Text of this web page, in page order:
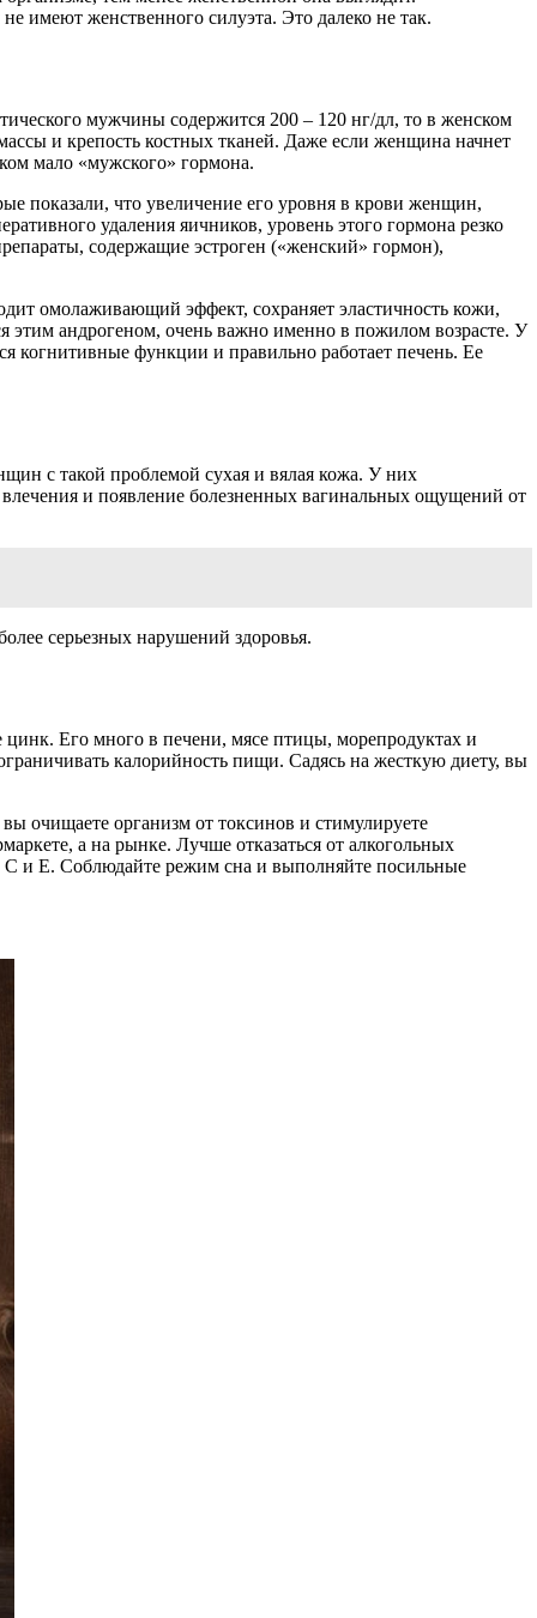
имеют женственного силуэта. Это далеко не так.
мужчины содержится 200 – 120 нг/дл, то в женском
и крепость костных тканей. Даже если женщина начнет
мало «мужского» гормона.
показали, что увеличение его уровня в крови женщин,
удаления яичников, уровень этого гормона резко
содержащие эстроген («женский» гормон),
омолаживающий эффект, сохраняет эластичность кожи,
этим андрогеном, очень важно именно в пожилом возрасте. У
когнитивные функции и правильно работает печень. Ее
с такой проблемой сухая и вялая кожа. У них
влечения и появление болезненных вагинальных ощущений от
серьезных нарушений здоровья.
цинк. Его много в печени, мясе птицы, морепродуктах и
калорийность пищи. Садясь на жесткую диету, вы
очищаете организм от токсинов и стимулируете
а на рынке. Лучше отказаться от алкогольных
и Е. Соблюдайте режим сна и выполняйте посильные